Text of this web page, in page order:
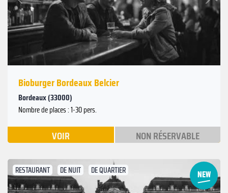
Précédent
Bioburger Bordeaux Belcier
Bordeaux (33000)
Nombre de places : 1-30 pers.
VOIR NON RÉSERVABLE
RESTAURANT DE NUIT DE QUARTIER